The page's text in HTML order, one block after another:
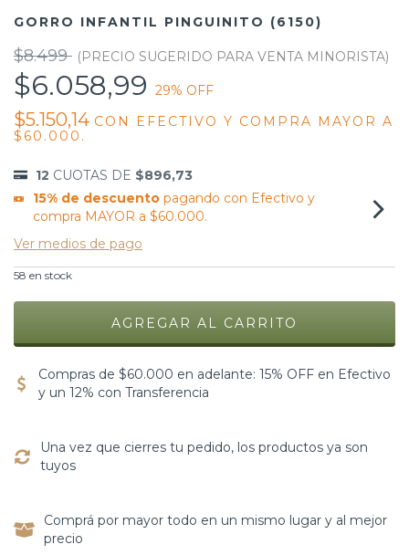
GORRO INFANTIL PINGUINITO (6150)
$8.499
$6.058,99 29% OFF
$5.150,14 CON
EFECTIVO Y COMPRA MAYOR A
$60.000.
12 CUOTAS DE $896,73
15% de descuentopagando con Efectivo y
compra MAYOR a $60.000.
Ver medios de pago
58 en stock
Compras de $60.000 en adelante: 15% OFF en Efectivo
y un 12% con Transferencia
Una vez que cierres tu pedido, los productos ya son
tuyos
Comprá por mayor todo en un mismo lugar y al mejor
precio